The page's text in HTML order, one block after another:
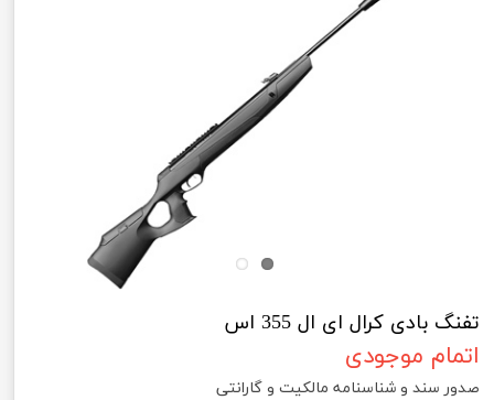
تفنگ بادی کرال ای ال 355 اس
اتمام موجودی
صدور سند و شناسنامه مالکیت و گارانتی